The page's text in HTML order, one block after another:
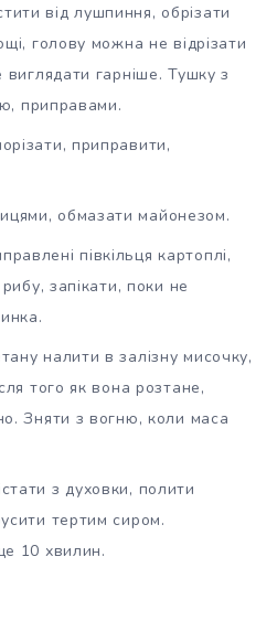
від лушпиння, обрізати
голову можна не відрізати
гарніше. Тушку з
приправами.
приправити,
обмазати майонезом.
півкільця картоплі,
запікати, поки не
налити в залізну мисочку,
того як вона розтане,
Зняти з вогню, коли маса
з духовки, полити
тертим сиром.
10 хвилин.